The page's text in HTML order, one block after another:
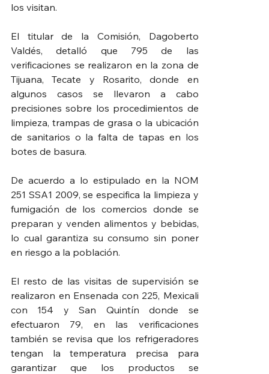
los visitan.
El titular de la Comisión, Dagoberto
Valdés, detalló que 795 de las
verificaciones se realizaron en la zona de
Tijuana, Tecate y Rosarito, donde en
algunos casos se llevaron a cabo
precisiones sobre los procedimientos de
limpieza, trampas de grasa o la ubicación
de sanitarios o la falta de tapas en los
botes de basura.
De acuerdo a lo estipulado en la NOM
251 SSA1 2009, se especifica la limpieza y
fumigación de los comercios donde se
preparan y venden alimentos y bebidas,
lo cual garantiza su consumo sin poner
en riesgo a la población.
El resto de las visitas de supervisión se
realizaron en Ensenada con 225, Mexicali
con 154 y San Quintín donde se
efectuaron 79, en las verificaciones
también se revisa que los refrigeradores
tengan la temperatura precisa para
garantizar que los productos se